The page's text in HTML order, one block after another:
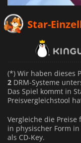
Star-
(*) Wir haben dieses
2 DRM-Systeme
Das Spiel kommt in
Preisvergleichstool
Vergleiche die Preise
in physischer Form
als CD-Key.